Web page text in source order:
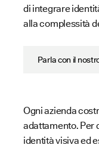
di integrare
alla complessità
Parla con il
Ogni azienda
adattamento. Per
identità visiva ed